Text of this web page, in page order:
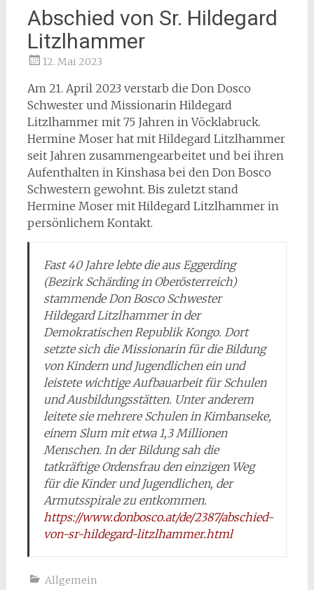
Abschied von Sr. Hildegard
Litzlhammer
12. Mai 2023
Am 21. April 2023 verstarb die Don Dosco
Schwester und Missionarin Hildegard
Litzlhammer mit 75 Jahren in Vöcklabruck.
Hermine Moser hat mit Hildegard Litzlhammer
seit Jahren zusammengearbeitet und bei ihren
Aufenthalten in Kinshasa bei den Don Bosco
Schwestern gewohnt. Bis zuletzt stand
Hermine Moser mit Hildegard Litzlhammer in
persönlichem Kontakt.
Fast 40 Jahre lebte die aus Eggerding
(Bezirk Schärding in Oberösterreich)
stammende Don Bosco Schwester
Hildegard Litzlhammer in der
Demokratischen Republik Kongo. Dort
setzte sich die Missionarin für die Bildung
von Kindern und Jugendlichen ein und
leistete wichtige Aufbauarbeit für Schulen
und Ausbildungsstätten. Unter anderem
leitete sie mehrere Schulen in Kimbanseke,
einem Slum mit etwa 1,3 Millionen
Menschen. In der Bildung sah die
tatkräftige Ordensfrau den einzigen Weg
für die Kinder und Jugendlichen, der
Armutsspirale zu entkommen.
https://www.donbosco.at/de/2387/abschied-
von-sr-hildegard-litzlhammer.html
Allgemein